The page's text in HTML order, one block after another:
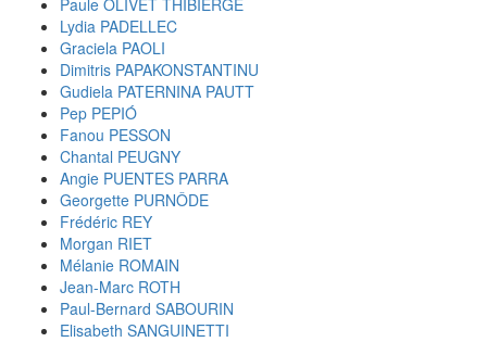
Lydia PADELLEC
Graciela PAOLI
Dimitris PAPAKONSTANTINU
Gudiela PATERNINA PAUTT
Pep PEPIÓ
Fanou PESSON
Chantal PEUGNY
Angie PUENTES PARRA
Georgette PURNÔDE
Frédéric REY
Morgan RIET
Mélanie ROMAIN
Jean-Marc ROTH
Paul-Bernard SABOURIN
Elisabeth SANGUINETTI